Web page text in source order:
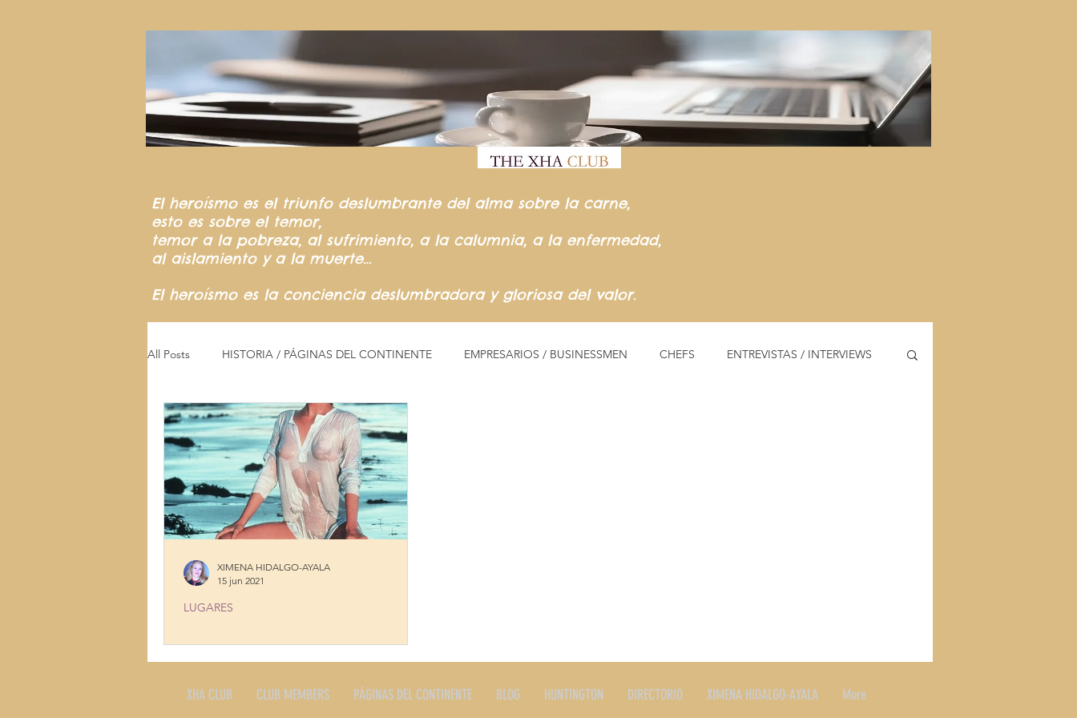
El heroísmo es el triunfo deslumbrante del alma sobre la carne,
esto es sobre el temor,
temor a la pobreza, al sufrimiento, a la calumnia, a la enfermedad,
al aislamiento y a la muerte…
El heroísmo es la conciencia deslumbradora y gloriosa del valor.
All Posts HISTORIA / PÁGINAS DEL CONTINENTE EMPRESARIOS / BUSINESSMEN CHEFS ENTREVISTAS / INTERVIEWS
LUGARES MÚSICA MUJERES
TALENTOS COCINA CON HISTORIA
LUGARES
XIMENA HIDALGO-AYALA
15 jun 2021
XHA CLUB CLUB MEMBERS PÁGINAS DEL CONTINENTE BLOG HUNTINGTON DIRECTORIO XIMENA HIDALGO-AYALA More